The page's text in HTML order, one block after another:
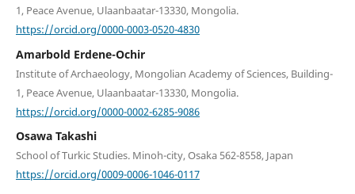
1, Peace Avenue, Ulaanbaatar-13330, Mongolia.
https://orcid.org/0000-0003-0520-4830
Amarbold Erdene-Ochir
Institute of Archaeology, Mongolian Academy of Sciences, Building-
1, Peace Avenue, Ulaanbaatar-13330, Mongolia.
https://orcid.org/0000-0002-6285-9086
Osawa Takashi
School of Turkic Studies. Minoh-city, Osaka 562-8558, Japan
https://orcid.org/0009-0006-1046-0117